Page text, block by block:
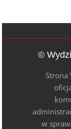
©
Strona
w